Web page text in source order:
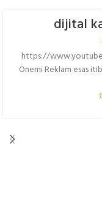
dijital
https://
Önemi Reklam esas